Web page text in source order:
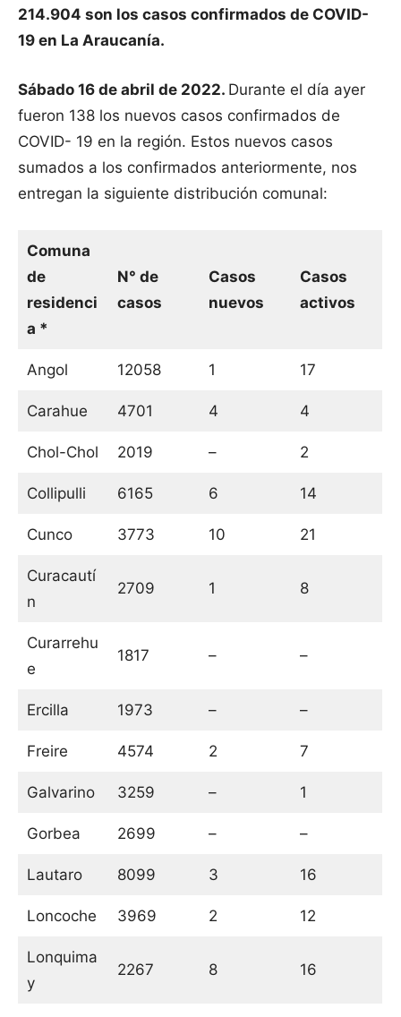
214.904 son los casos confirmados de COVID-
19 en La Araucanía.
Sábado 16 de abril de 2022. Durante el día ayer
fueron 138 los nuevos casos confirmados de
COVID- 19 en la región. Estos nuevos casos
sumados a los confirmados anteriormente, nos
entregan la siguiente distribución comunal:
Comuna
de
residenci
a *
N° de
casos
Casos
nuevos
Casos
activos
Angol 12058 1 17
Carahue 4701 4 4
Chol-Chol 2019 – 2
Collipulli 6165 6 14
Cunco 3773 10 21
Curacautí
n
2709 1 8
Curarrehu
e
1817 – –
Ercilla 1973 – –
Freire 4574 2 7
Galvarino 3259 – 1
Gorbea 2699 – –
Lautaro 8099 3 16
Loncoche 3969 2 12
Lonquima
y
2267 8 16